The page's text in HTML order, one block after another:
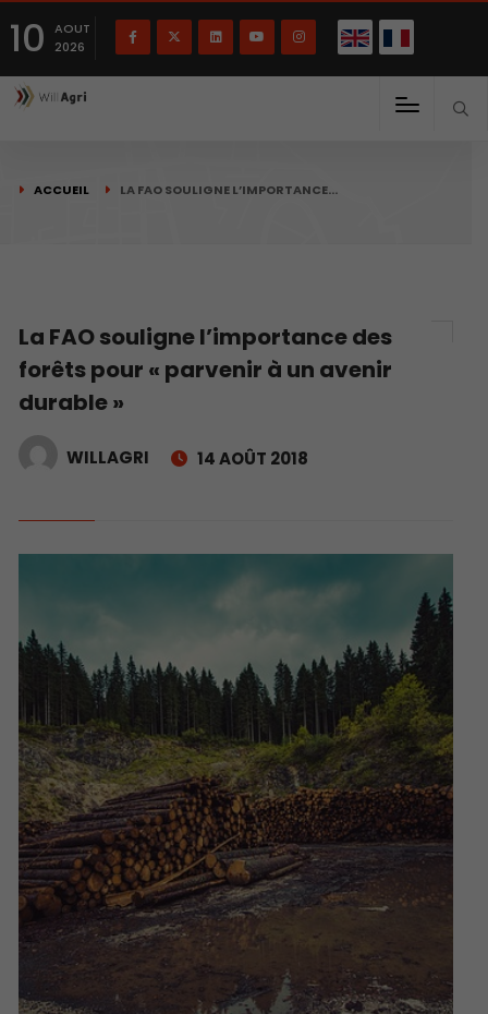
10
AOUT
2026
ACCUEIL LA FAO SOULIGNE L’IMPORTANCE…
La FAO souligne l’importance des
forêts pour « parvenir à un avenir
durable »
WILLAGRI 14 AOÛT 2018
Français English(English)